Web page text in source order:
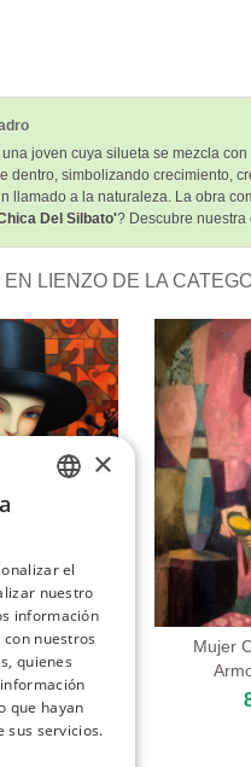
joven cuya silueta se mezcla
dentro, simbolizando crecimiento,
llamado a la naturaleza. La obra
Del Silbato'? Descubre
LIENZO DE LA
Negro
€
Mujer
GERMAN
FRENCH
SPANISH
×
el
nuestro
información
nuestros
quienes
que hayan
sus servicios.